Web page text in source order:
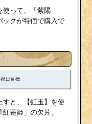
使って、「紫陽
ックが特価で購入で
祝日目標
と、【虹玉】を使
蓮姫」の欠片、